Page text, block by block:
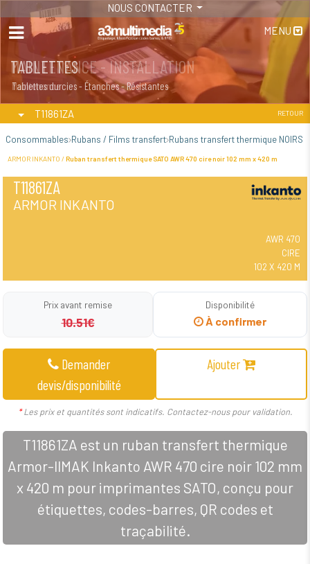
NOUS CONTACTER
MENU
MAINTENANCE - INSTALLATION
Maintenance
TABLETTES
Tablettes durcies - Étanches - Résistantes
T11861ZA RETOUR
Consommables Rubans / Films transfert Rubans transfert thermique NOIRS
ARMOR INKANTO /Ruban transfert thermique SATO AWR 470 cire noir 102 mm x 420 m
T11861ZA
ARMOR INKANTO
AWR 470
CIRE
102 X 420 M
Prix avant remise
10.51€
Disponibilité
À confirmer
Demander
devis/disponibilité
Ajouter
*Les prix et quantités sont indicatifs. Contactez-nous pour validation.
T11861ZA est un ruban transfert thermique
Armor-IIMAK Inkanto AWR 470 cire noir 102 mm
x 420 m pour imprimantes SATO, conçu pour
étiquettes, codes-barres, QR codes et
traçabilité.